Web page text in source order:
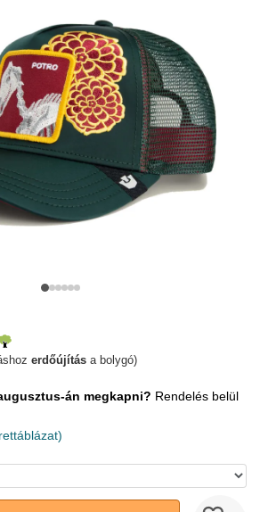
erdőújítás a bolygó)
án megkapni? Rendelés belül